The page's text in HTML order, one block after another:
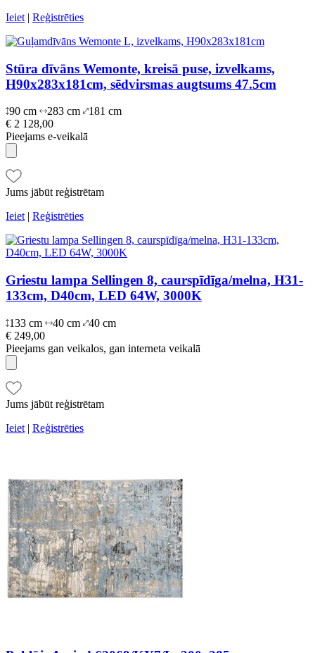
Ieiet | Reģistrēties
Stūra dīvāns Wemonte, kreisā puse, izvelkams,
H90x283x181cm, sēdvirsmas augtsums 47.5cm
90 cm 283 cm
181 cm
€ 2 128,00
Pieejams e-veikalā
Jums jābūt reģistrētam
Ieiet | Reģistrēties
Griestu lampa Sellingen 8, caurspīdīga/melna, H31-
133cm, D40cm, LED 64W, 3000K
133 cm 40 cm
40 cm
€ 249,00
Pieejams gan veikalos, gan interneta veikalā
Jums jābūt reģistrētam
Ieiet | Reģistrēties